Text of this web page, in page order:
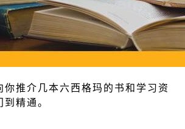
推介几本六西格玛的书和学习资
精通。